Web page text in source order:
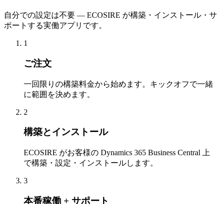
自分での設定は不要 — ECOSIRE が構築・インストール・サ
ポートする実働アプリです。
1
ご注文
一回限りの構築料金から始めます。キックオフで一緒
に範囲を決めます。
2
構築とインストール
ECOSIRE がお客様の Dynamics 365 Business Central 上
で構築・設定・インストールします。
3
本番稼働 + サポート